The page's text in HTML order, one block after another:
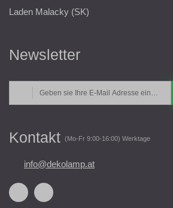
Laden Malacky (SK)
Newsletter
Kontakt (Mo-Fr 9:00-16:00) Werktage
info@dekolamp.at